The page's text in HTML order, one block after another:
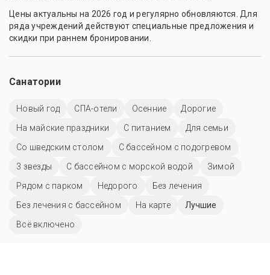
Цены актуальны на 2026 год и регулярно обновляются. Для
ряда учреждений действуют специальные предложения и
скидки при раннем бронировании.
Санатории
Новый год СПА-отели Осенние
Дорогие
На майские праздники
С питанием
Для семьи
Со шведским столом
С бассейном с подогревом
3 звезды
С бассейном с морской водой
Зимой
Рядом с парком
Недорого
Без лечения
Без лечения с бассейном
На карте
Лучшие
Всё включено